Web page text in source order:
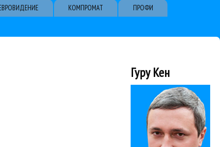
КОМПРОМАТ
ПРОФИ
Гуру Кен